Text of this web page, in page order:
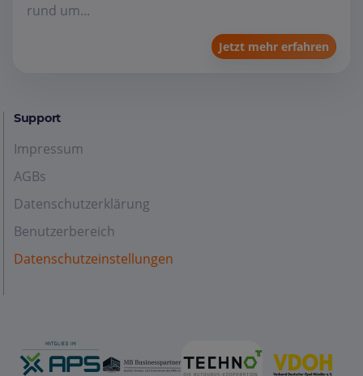
rund um...
Jetzt mehr erfahren
Support
Impressum
AGBs
Datenschutzerklärung
Benutzerbereich
Datenschutzeinstellungen